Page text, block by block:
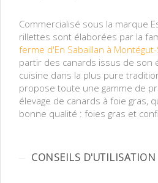
Commercialisé sous la marque
rillettes sont élaborées par la
ferme d'En Sabaillan à
partir des canards issus de son
cuisine dans la plus pure
propose toute une gamme de
élevage de canards à foie gras,
bonne qualité : foies gras et
CONSEILS D'UTILISATION